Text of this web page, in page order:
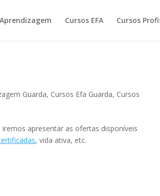
Cursos EFA Cursos
Guarda, Cursos Efa Guarda, Cursos
apresentar as ofertas disponíveis
, vida ativa, etc.